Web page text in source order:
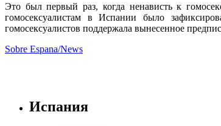
Это был первый раз, когда ненависть к
гомосексуалистам в Испании было
гомосексуалистов поддержала вынесенное
Sobre Espana/News
Испания